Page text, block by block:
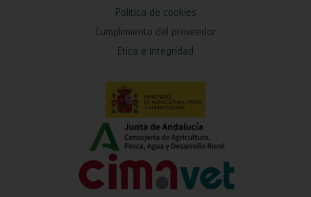
Política de cookies
Cumplimiento del proveedor
Ética e Integridad